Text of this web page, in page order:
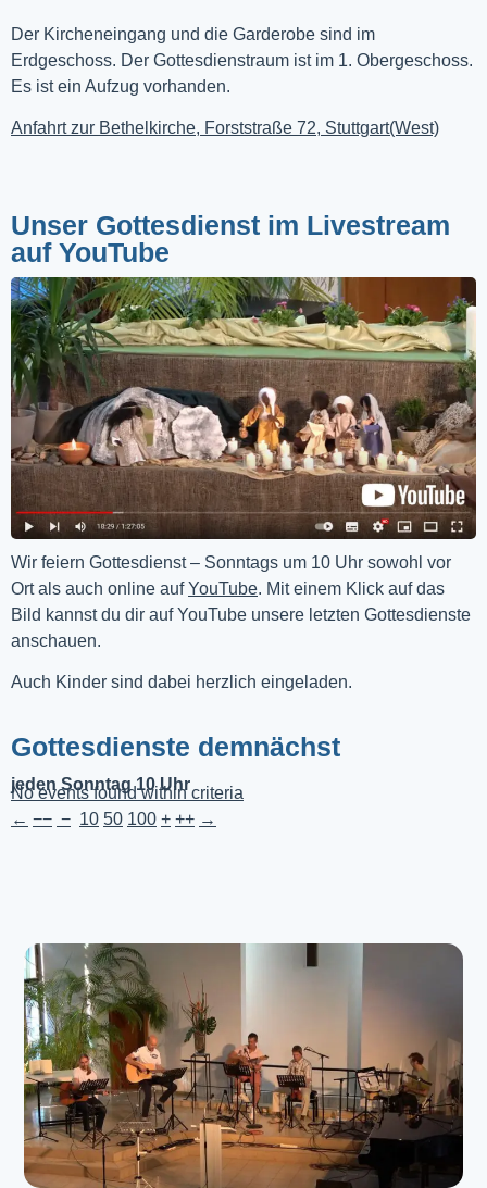
Der Kircheneingang und die Garderobe sind im
Erdgeschoss. Der Gottesdienstraum ist im 1. Obergeschoss.
Es ist ein Aufzug vorhanden.
Anfahrt zur Bethelkirche, Forststraße 72, Stuttgart(West)
Unser Gottesdienst im Livestream
auf YouTube
Wir feiern Gottesdienst – Sonntags um 10 Uhr sowohl vor
Ort als auch online auf YouTube. Mit einem Klick auf das
Bild kannst du dir auf YouTube unsere letzten Gottesdienste
anschauen.
Auch Kinder sind dabei herzlich eingeladen.
Gottesdienste demnächst
jeden Sonntag 10 Uhr
No events found within criteria
← −− − 10 50 100 + ++ →